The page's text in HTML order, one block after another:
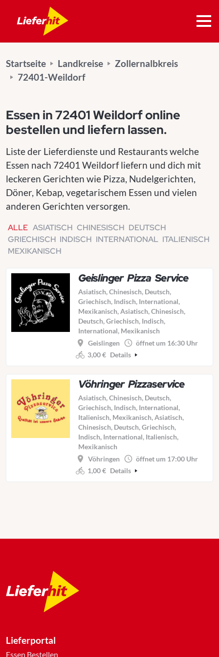
Startseite Landkreise
Zollernalbkreis
72401-Weildorf
Essen in 72401 Weildorf online
bestellen und liefern lassen.
Liste der Lieferdienste und Restaurants welche
Essen nach 72401 Weildorf liefern und dich mit
leckeren Gerichten wie Pizza, Nudelgerichten,
Döner, Kebap, vegetarischem Essen und vielen
anderen Gerichten versorgen.
ALLE ASIATISCH CHINESISCH DEUTSCH
GRIECHISCH INDISCH INTERNATIONAL ITALIENISCH
MEXIKANISCH
Geislinger Pizza Service
Asiatisch, Chinesisch, Deutsch,
Griechisch, Indisch, International,
Mexikanisch, Asiatisch, Chinesisch,
Deutsch, Griechisch, Indisch,
International, Mexikanisch
Geislingen
öffnet um 16:30 Uhr
3,00 € Details
Vöhringer Pizzaservice
Asiatisch, Chinesisch, Deutsch,
Griechisch, Indisch, International,
Italienisch, Mexikanisch, Asiatisch,
Chinesisch, Deutsch, Griechisch,
Indisch, International, Italienisch,
Mexikanisch
Vöhringen
öffnet um 17:00 Uhr
1,00 € Details
Lieferportal
Essen Bestellen